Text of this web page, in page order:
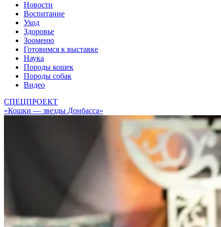
Новости
Воспитание
Уход
Здоровье
Зооменю
Готовимся к выставке
Наука
Породы кошек
Породы собак
Видео
СПЕЦПРОЕКТ
«Кошки — звезды Донбасса»